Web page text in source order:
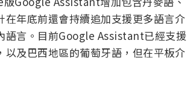
年底前還會持續追加支援更多語言介
語言。目前Google Assistant已經支援
及巴西地區的葡萄牙語，但在平板介